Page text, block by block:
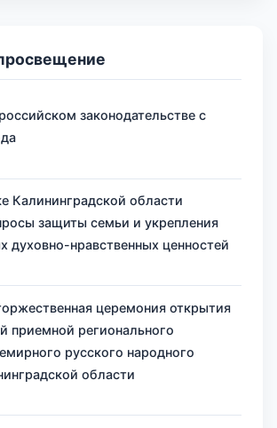
законодательстве с
Калининградской области
защиты семьи и укрепления
духовно-нравственных ценностей
церемония открытия
приемной регионального
русского народного
области